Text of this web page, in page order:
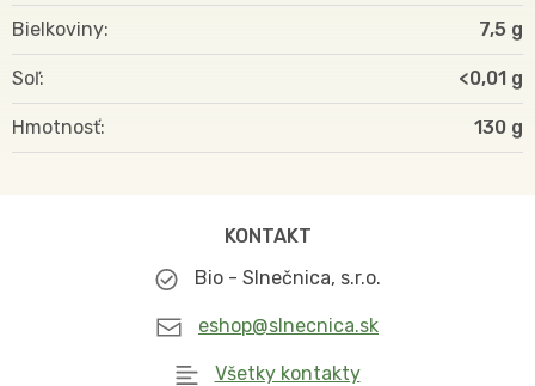
Bielkoviny 7,5 g
Soľ <0,01 g
Hmotnosť 130
KONTAKT
Bio - Slnečnica, s.r.o.
eshop@slnecnica.sk
Všetky kontakty